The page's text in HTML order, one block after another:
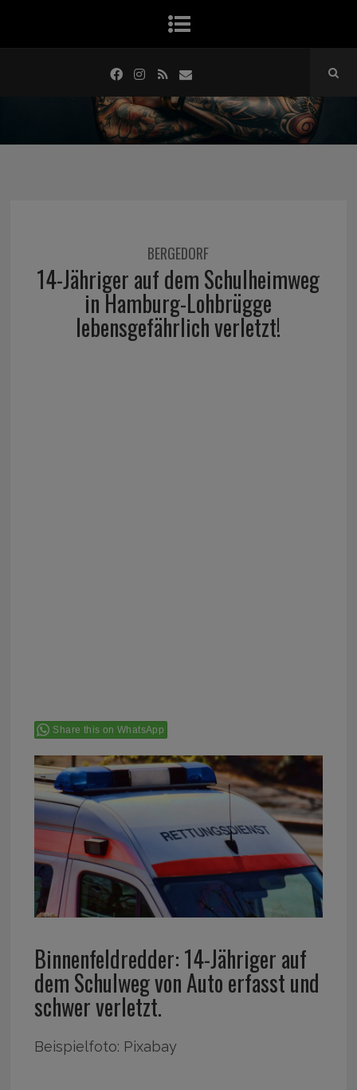
BERGEDORF
14-Jähriger auf dem Schulheimweg
in Hamburg-Lohbrügge
lebensgefährlich verletzt!
Share this on WhatsApp
Binnenfeldredder: 14-Jähriger auf
dem Schulweg von Auto erfasst und
schwer verletzt.
Beispielfoto: Pixabay